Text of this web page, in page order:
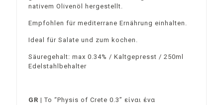
nativem Olivenöl hergestellt.
Empfohlen für mediterrane Ernährung einhalten.
Ideal für Salate und zum kochen.
Säuregehalt: max 0.34% / Kaltgepresst / 250ml
Edelstahlbehalter
GR | Το “Physis of Crete 0.3” είναι ένα